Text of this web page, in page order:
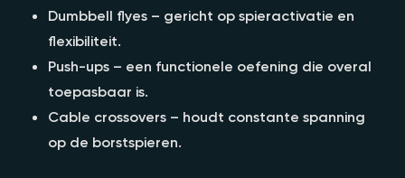
Dumbbell flyes – gericht op spieractivatie en
flexibiliteit.
Push-ups – een functionele oefening die overal
toepasbaar is.
Cable crossovers – houdt constante spanning
op de borstspieren.